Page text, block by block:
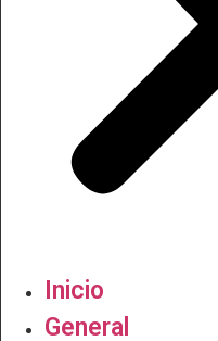
Inicio
General